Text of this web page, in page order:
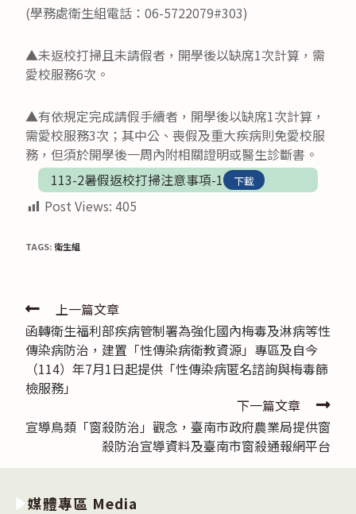
(學務處衛生組電話：06-5722079#303)
▲未返校打掃且未請假者，開學後以缺席1次計算，需
愛校服務6次。
▲有依規定完成請假手續者，開學後以缺席1次計算，
需愛校服務3次；其中公、喪假及重大疾病則免愛校服
務，但須於開學後一周內附相關證明或醫生診斷書。
113-2暑假返校打掃注意事項-1
下載
Post Views: 405
TAGS:衛生組
Read
more
articles
上一篇文章
函轉衛生福利部疾病管制署為強化國內梅毒及淋病等性
傳染病防治，建置「性傳染病衛教資源」專區及自今
（114）年7月1日起提供「性傳染病匿名諮詢與梅毒篩
檢服務」
下一篇文章
宣導鳥類「窗殺防治」觀念，臺南市政府農業局提供窗
殺防治宣導資料及臺南市窗殺通報網平台
媒體專區 Media